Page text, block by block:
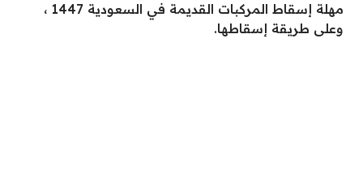
مهلة إسقاط المركبات القديمة في السعودية 1447 ،
وعلى طريقة إسقاطها.